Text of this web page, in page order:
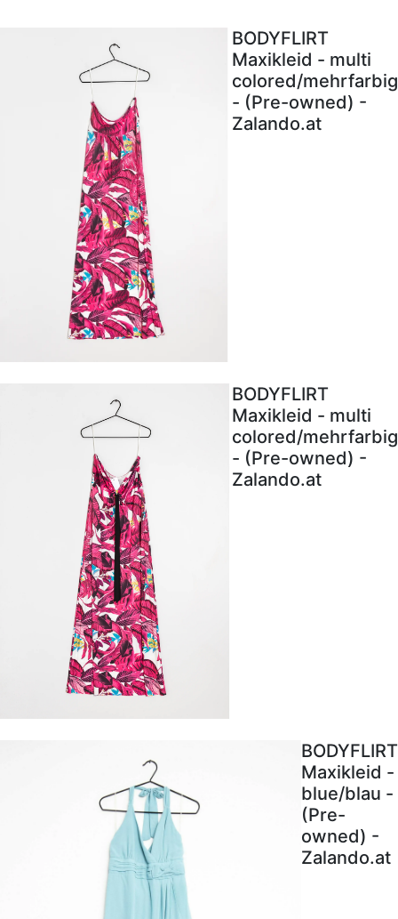
BODYFLIRT
Maxikleid - multi
colored/mehrfarbig
- (Pre-owned) -
Zalando.at
BODYFLIRT
Maxikleid - multi
colored/mehrfarbig
- (Pre-owned) -
Zalando.at
BODYFLIRT
Maxikleid -
blue/blau -
(Pre-
owned) -
Zalando.at